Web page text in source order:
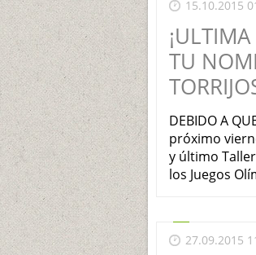
15.10.2015
TU
DEBIDO A
próximo
y último
los Juegos
27.09.2015